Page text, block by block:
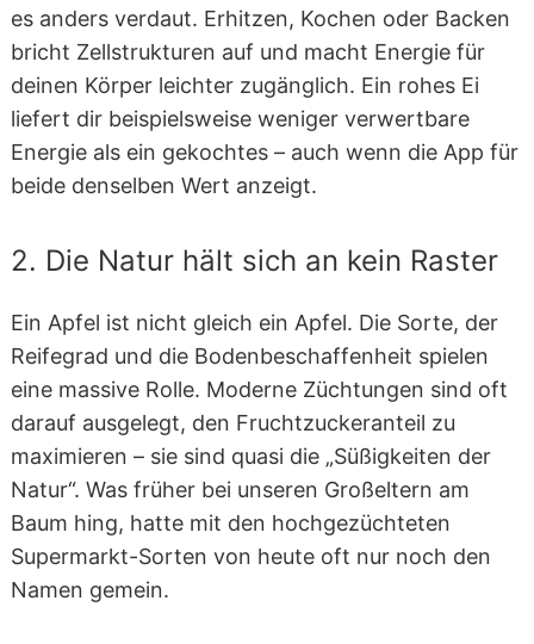
es anders verdaut. Erhitzen, Kochen oder Backen
bricht Zellstrukturen auf und macht Energie für
deinen Körper leichter zugänglich. Ein rohes Ei
liefert dir beispielsweise weniger verwertbare
Energie als ein gekochtes – auch wenn die App für
beide denselben Wert anzeigt.
2. Die Natur hält sich an kein Raster
Ein Apfel ist nicht gleich ein Apfel. Die Sorte, der
Reifegrad und die Bodenbeschaffenheit spielen
eine massive Rolle. Moderne Züchtungen sind oft
darauf ausgelegt, den Fruchtzuckeranteil zu
maximieren – sie sind quasi die „Süßigkeiten der
Natur“. Was früher bei unseren Großeltern am
Baum hing, hatte mit den hochgezüchteten
Supermarkt-Sorten von heute oft nur noch den
Namen gemein.